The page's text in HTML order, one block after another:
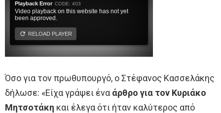
Όσο για τον πρωθυπουργό, ο Στέφανος Κασσελάκης
δήλωσε: «Είχα γράψει ένα άρθρο για τον Κυριάκο
Μητσοτάκη και έλεγα ότι ήταν καλύτερος από